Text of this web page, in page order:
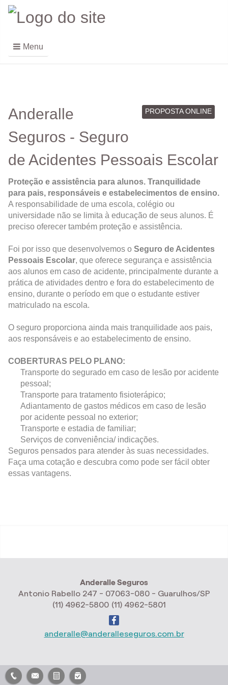
Menu
PROPOSTA ONLINE
Anderalle
Seguros - Seguro
de Acidentes Pessoais Escolar
Proteção e assistência para alunos. Tranquilidade
para pais, responsáveis e estabelecimentos de ensino.
A responsabilidade de uma escola, colégio ou
universidade não se limita à educação de seus alunos. É
preciso oferecer também proteção e assistência.
Foi por isso que desenvolvemos oSeguro de Acidentes
Pessoais Escolar, que oferece segurança e assistência
aos alunos em caso de acidente, principalmente durante a
prática de atividades dentro e fora do estabelecimento de
ensino, durante o período em que o estudante estiver
matriculado na escola.
O seguro proporciona ainda mais tranquilidade aos pais,
aos responsáveis e ao estabelecimento de ensino.
COBERTURAS PELO PLANO:
Transporte do segurado em caso de lesão por acidente
pessoal;
Transporte para tratamento fisioterápico;
Adiantamento de gastos médicos em caso de lesão
por acidente pessoal no exterior;
Transporte e estadia de familiar;
Serviços de conveniência/ indicações.
Seguros pensados para atender às suas necessidades.
Faça uma cotação e descubra como pode ser fácil obter
essas vantagens.
Anderalle Seguros
Antonio Rabello 247 - 07063-080 - Guarulhos/SP
(11) 4962-5800 (11) 4962-5801
anderalle@anderalleseguros.com.br